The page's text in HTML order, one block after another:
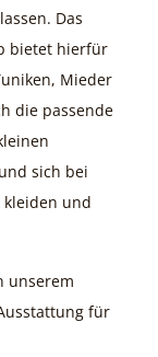
Das
bietet hierfür
Mieder
die passende
sich bei
und
unserem
für